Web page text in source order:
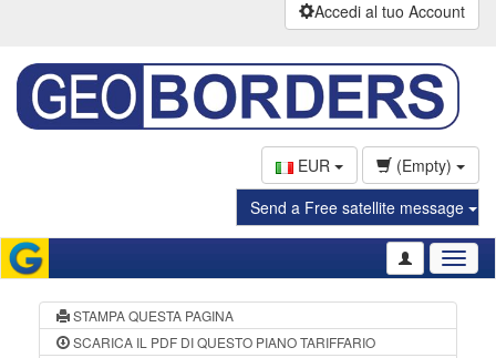
Accedi al tuo Account
EUR
(Empty)
Send a Free satellite message
STAMPA QUESTA PAGINA
SCARICA IL PDF DI QUESTO PIANO TARIFFARIO